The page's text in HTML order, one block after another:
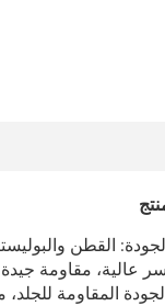
القطن
عالية، مقاومة
المقاومة